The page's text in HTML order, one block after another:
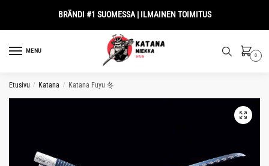
BRÄNDI #1 SUOMESSA | ILMAINEN TOIMITUS
MENU
0
Etusivu / Katana / Katana Fuyu 冬